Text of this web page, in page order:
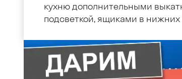
кухню дополнительными
подсветкой, ящиками в нижних